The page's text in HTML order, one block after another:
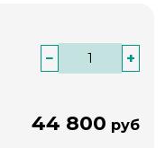
−
+
44 800 руб